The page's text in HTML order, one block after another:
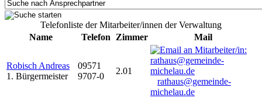
Telefonliste der Mitarbeiter/innen der Verwaltung
Name
Telefon Zimmer Mail
Robisch Andreas
1. Bürgermeister
09571
9707-0
2.01
rathaus@gemeinde-
michelau.de